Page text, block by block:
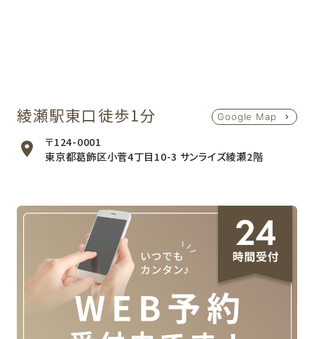
綾瀬駅東口徒歩1分 Google Map
〒124-0001
東京都葛飾区小菅4丁目10-3 サンライズ綾瀬2階